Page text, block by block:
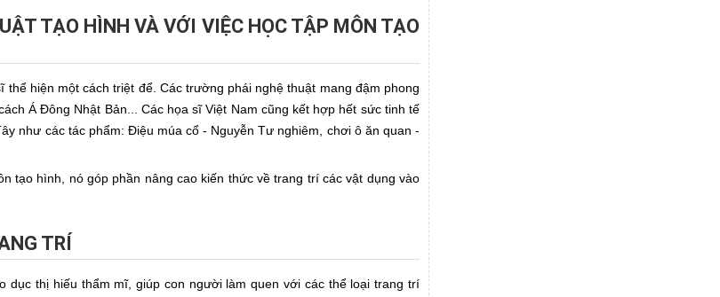
TẠO HÌNH VÀ VỚI VIỆC HỌC TẬP MÔN TẠO
thể hiện một cách triệt để. Các trường phái nghệ thuật mang đậm phong
Á Đông Nhật Bản... Các họa sĩ Việt Nam cũng kết hợp hết sức tinh tế
như các tác phẩm: Điệu múa cổ - Nguyễn Tư nghiêm, chơi ô ăn quan -
tạo hình, nó góp phần nâng cao kiến thức về trang trí các vật dụng vào
TRÍ
dục thị hiếu thẩm mĩ, giúp con người làm quen với các thể loại trang trí